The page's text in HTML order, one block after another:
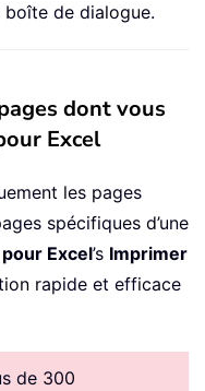
de dialogue.
dont vous
Excel
les pages
spécifiques d’une
Excel’s Imprimer
rapide et efficace
de 300